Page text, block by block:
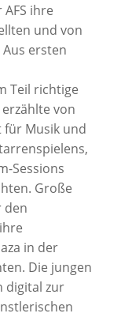
ihre
und von
ersten
Teil richtige
von
für Musik und
Sessions
Große
den
in der
Die jungen
digital zur